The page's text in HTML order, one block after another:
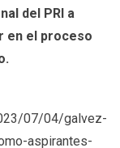
del PRI a
en el proceso